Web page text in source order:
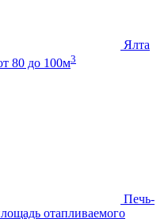
Ялта
80 до 100м3
Печь-
отапливаемого